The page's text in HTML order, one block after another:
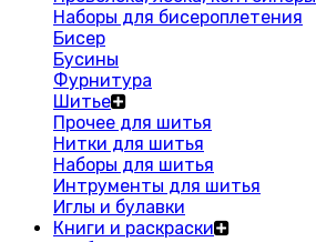
Наборы для бисероплетения
Бисер
Бусины
Фурнитура
Шитье
Прочее для шитья
Нитки для шитья
Наборы для шитья
Интрументы для шитья
Иглы и булавки
Книги и раскраски